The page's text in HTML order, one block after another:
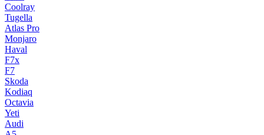
Coolray
Tugella
Atlas Pro
Monjaro
Haval
F7x
F7
Skoda
Kodiaq
Octavia
Yeti
Audi